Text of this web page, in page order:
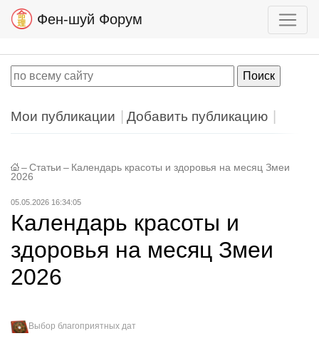
Фен-шуй Форум
Мои публикации Добавить публикацию
– Статьи – Календарь красоты и здоровья на месяц Змеи
2026
05.05.2026 16:34:05
Календарь красоты и
здоровья на месяц Змеи
2026
Выбор благоприятных дат